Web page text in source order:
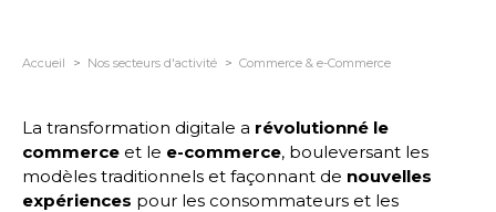
Accueil Nos secteurs d'activité Commerce & e-Commerce
La transformation digitale a révolutionné le
commerce et le e-commerce, bouleversant les
modèles traditionnels et façonnant de nouvelles
expériences pour les consommateurs et les